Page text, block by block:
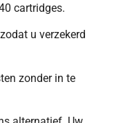
cartridges.
u verzekerd
zonder in te